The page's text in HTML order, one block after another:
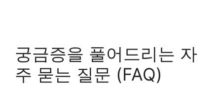
궁금증을 풀어드리는 자
주 묻는 질문 (FAQ)